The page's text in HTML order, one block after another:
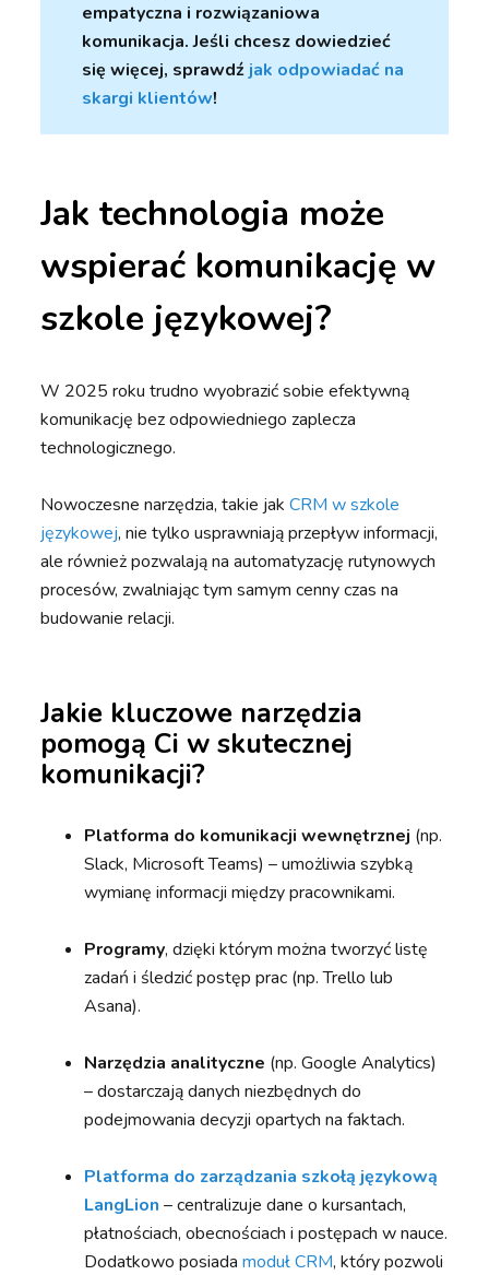
empatyczna i rozwiązaniowa
komunikacja. Jeśli chcesz dowiedzieć
się więcej, sprawdź jak odpowiadać na
skargi klientów!
Jak technologia może
wspierać komunikację w
szkole językowej?
W 2025 roku trudno wyobrazić sobie efektywną
komunikację bez odpowiedniego zaplecza
technologicznego.
Nowoczesne narzędzia, takie jakCRM w szkole
językowej, nie tylko usprawniają przepływ informacji,
ale również pozwalają na automatyzację rutynowych
procesów, zwalniając tym samym cenny czas na
budowanie relacji.
Jakie kluczowe narzędzia
pomogą Ci w skutecznej
komunikacji?
Platforma do komunikacji wewnętrznej (np.
Slack, Microsoft Teams) – umożliwia szybką
wymianę informacji między pracownikami.
Programy, dzięki którym można tworzyć listę
zadań i śledzić postęp prac (np. Trello lub
Asana).
Narzędzia analityczne (np. Google Analytics)
– dostarczają danych niezbędnych do
podejmowania decyzji opartych na faktach.
Platforma do zarządzania szkołą językową
LangLion – centralizuje dane o kursantach,
płatnościach, obecnościach i postępach w nauce.
Dodatkowo posiadamoduł CRM, który pozwoli